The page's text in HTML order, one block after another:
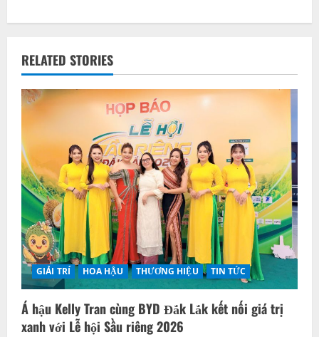
v
i
g
a
t
i
o
n
RELATED STORIES
GIẢI TRÍ HOA HẬU THƯƠNG HIỆU TIN TỨC
Á hậu Kelly Tran cùng BYD Đắk Lắk kết nối giá trị
xanh với Lễ hội Sầu riêng 2026